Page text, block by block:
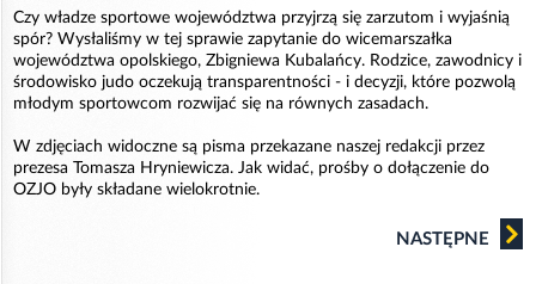
Czy władze sportowe województwa przyjrzą się zarzutom i wyjaśnią
spór? Wysłaliśmy w tej sprawie zapytanie do wicemarszałka
województwa opolskiego, Zbigniewa Kubalańcy. Rodzice, zawodnicy i
środowisko judo oczekują transparentności - i decyzji, które pozwolą
młodym sportowcom rozwijać się na równych zasadach.
W zdjęciach widoczne są pisma przekazane naszej redakcji przez
prezesa Tomasza Hryniewicza. Jak widać, prośby o dołączenie do
OZJO były składane wielokrotnie.
NASTĘPNE